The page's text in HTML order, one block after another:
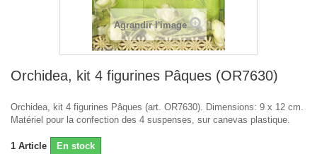
Agrandir l'image
Orchidea, kit 4 figurines Pâques (OR7630)
Orchidea, kit 4 figurines Pâques (art. OR7630). Dimensions: 9 x 12 cm.
Matériel pour la confection des 4 suspenses, sur canevas plastique.
1 Article En stock